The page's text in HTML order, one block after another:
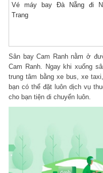
Vé máy bay Đà Nẵng đi
Trang
Sân bay Cam Ranh nằm ở
Cam Ranh. Ngay khi xuống
trung tâm bằng xe bus, xe
bạn có thể đặt luôn dịch vụ
cho bạn tiện di chuyển luôn.